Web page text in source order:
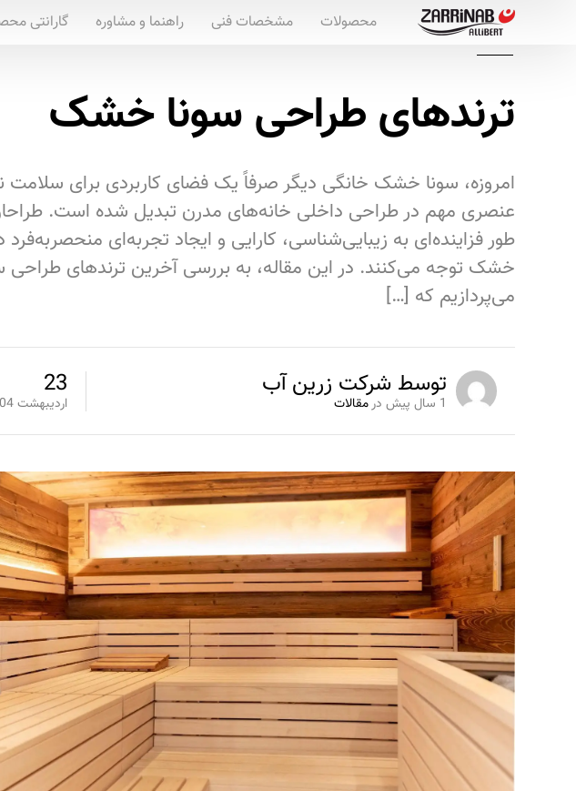
محصولات مشخصات فنی راهنما و مشاوره گارانتی
ترندهای طراحی سونا خشک
امروزه، سونا خشک خانگی دیگر صرفاً یک فضای کاربردی برای سلامت
عنصری مهم در طراحی داخلی خانه‌های مدرن تبدیل شده است.
طور فزاینده‌ای به زیبایی‌شناسی، کارایی و ایجاد تجربه‌ای
خشک توجه می‌کنند. در این مقاله، به بررسی آخرین ترندهای
می‌پردازیم که […]
توسط شرکت زرین آب
1 سال پیش درمقالات
23
اردیبهشت